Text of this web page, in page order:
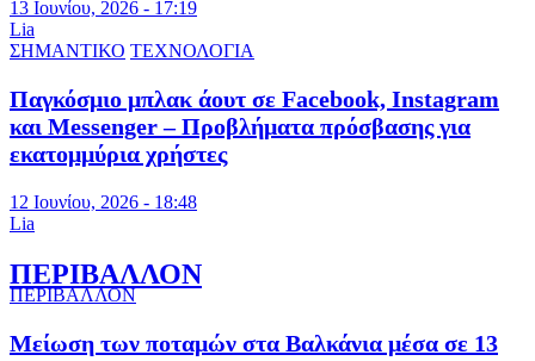
13 Ιουνίου, 2026 - 17:19
Lia
ΣΗΜΑΝΤΙΚΟ ΤΕΧΝΟΛΟΓΙΑ
Παγκόσμιο μπλακ άουτ σε Facebook, Instagram
και Messenger – Προβλήματα πρόσβασης για
εκατομμύρια χρήστες
12 Ιουνίου, 2026 - 18:48
Lia
ΠΕΡΙΒΑΛΛΟΝ
ΠΕΡΙΒΑΛΛΟΝ
Μείωση των ποταμών στα Βαλκάνια μέσα σε 13